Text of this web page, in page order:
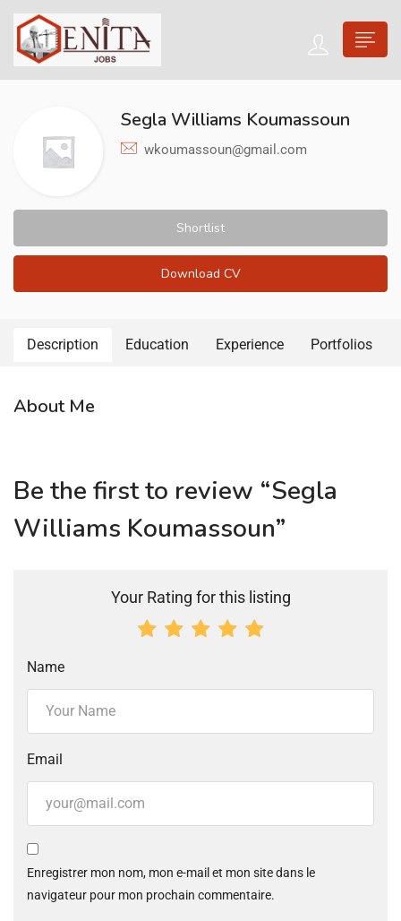
Segla Williams Koumassoun
wkoumassoun@gmail.com
Shortlist
Download CV
Description Education Experience Portfolios
About Me
Be the first to review “Segla
Williams Koumassoun”
Your Rating for this listing
Name
Email
Enregistrer mon nom, mon e-mail et mon site dans le
navigateur pour mon prochain commentaire.